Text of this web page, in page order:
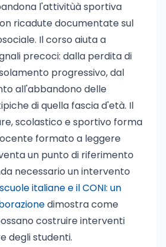
l'attivitùà sportiva
ricadute documentate sul
Il corso aiuta a
precoci: dalla perdita di
progressivo, dal
all'abbandono delle
di quella fascia d'età. Il
scolastico e sportivo forma
formato a leggere
un punto di riferimento
necessario un intervento
italiane e il CONI: un
dimostra come
costruire interventi
degli studenti.